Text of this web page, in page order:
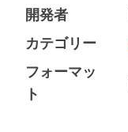
開発者
カテゴリー
フォーマッ
ト